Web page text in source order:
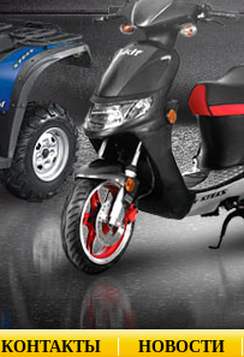
КОНТАКТЫ НОВОСТИ